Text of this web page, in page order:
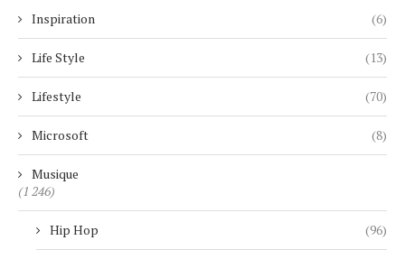
Inspiration (6)
Life Style (13)
Lifestyle (70)
Microsoft (8)
Musique
(1 246)
Hip Hop (96)